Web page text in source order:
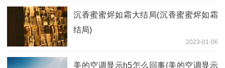
沉香蜜蜜烬如霜大结局(沉香蜜蜜烬如霜
结局)
2023-01-06
美的空调显示h5怎么回事(美的空调显示